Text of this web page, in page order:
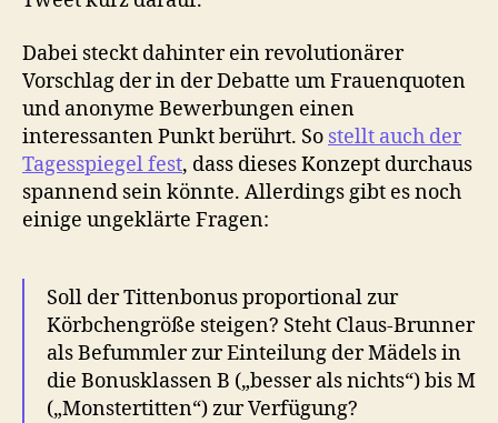
Dabei steckt dahinter ein revolutionärer
Vorschlag der in der Debatte um Frauenquoten
und anonyme Bewerbungen einen
interessanten Punkt berührt. So stellt auch der
Tagesspiegel fest, dass dieses Konzept durchaus
spannend sein könnte. Allerdings gibt es noch
einige ungeklärte Fragen:
Soll der Tittenbonus proportional zur
Körbchengröße steigen? Steht Claus-Brunner
als Befummler zur Einteilung der Mädels in
die Bonusklassen B („besser als nichts“) bis M
(„Monstertitten“) zur Verfügung?